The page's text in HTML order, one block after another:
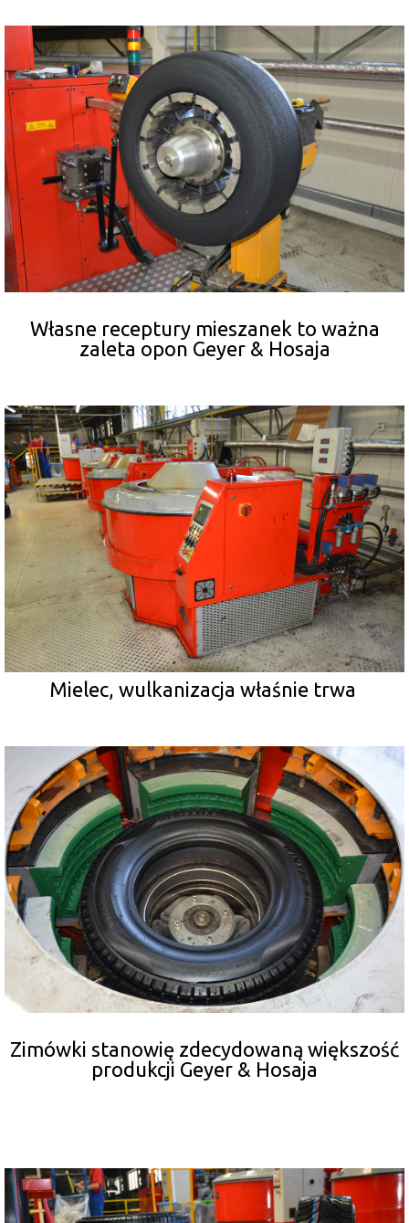
Własne receptury mieszanek to ważna
zaleta opon Geyer & Hosaja
Mielec, wulkanizacja właśnie trwa
Zimówki stanowię zdecydowaną większość
produkcji Geyer & Hosaja